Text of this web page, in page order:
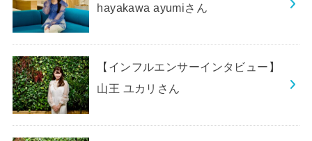
hayakawa ayumiさん
【インフルエンサーインタビュー】
山王 ユカリさん